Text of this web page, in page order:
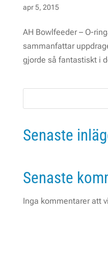
apr 5, 2015
AH Bowlfeeder – O-
sammanfattar
gjorde så fantastiskt i
Senaste
Senaste
Inga kommentarer att